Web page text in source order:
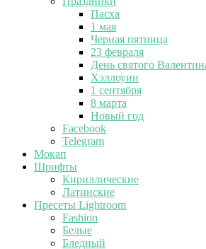
Пасха
1 мая
Черная пятница
23 февраля
День святого
Хэллоуин
1 сентября
8 марта
Новый год
Facebook
Telegram
Мокап
Шрифты
Кириллические
Латинские
Пресеты Lightroom
Fashion
Белые
Бледный